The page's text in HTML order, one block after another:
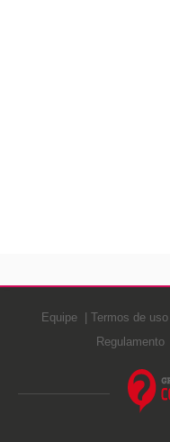
Equipe Termos de uso
Regulamento